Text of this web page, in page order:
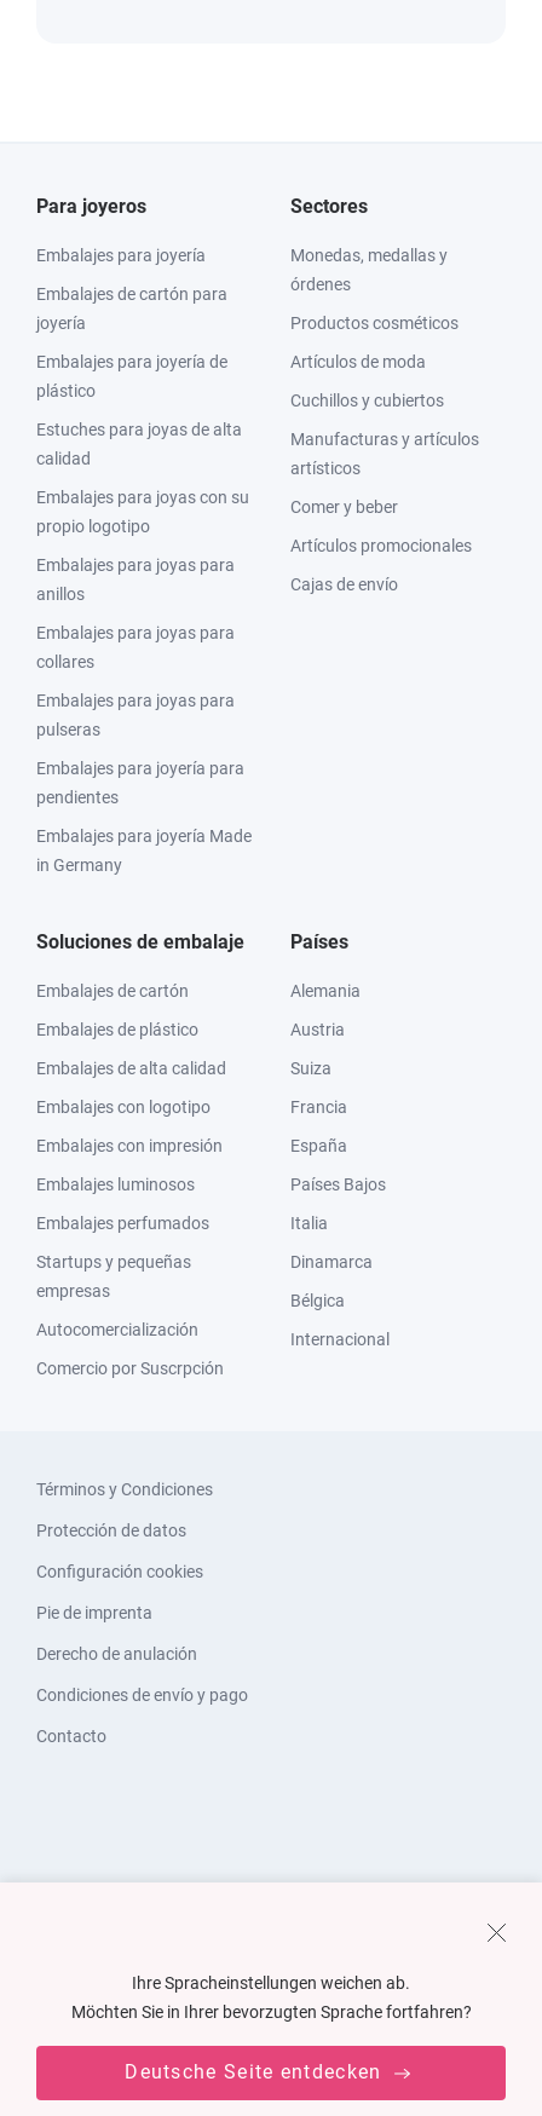
Para joyeros
Embalajes para joyería
Embalajes de cartón para
joyería
Embalajes para joyería de
plástico
Estuches para joyas de alta
calidad
Embalajes para joyas con su
propio logotipo
Embalajes para joyas para
anillos
Embalajes para joyas para
collares
Embalajes para joyas para
pulseras
Embalajes para joyería para
pendientes
Embalajes para joyería Made
in Germany
Sectores
Monedas, medallas y
órdenes
Productos cosméticos
Artículos de moda
Cuchillos y cubiertos
Manufacturas y artículos
artísticos
Comer y beber
Artículos promocionales
Cajas de envío
Soluciones de embalaje
Embalajes de cartón
Embalajes de plástico
Embalajes de alta calidad
Embalajes con logotipo
Embalajes con impresión
Embalajes luminosos
Embalajes perfumados
Startups y pequeñas
empresas
Autocomercialización
Comercio por Suscrpción
Países
Alemania
Austria
Suiza
Francia
España
Países Bajos
Italia
Dinamarca
Bélgica
Internacional
Términos y Condiciones
Protección de datos
Configuración cookies
Pie de imprenta
Derecho de anulación
Condiciones de envío y pago
Contacto
Ihre Spracheinstellungen weichen ab.
Möchten Sie in Ihrer bevorzugten Sprache fortfahren?
Deutsche Seite entdecken